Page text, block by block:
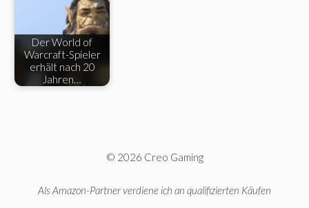
Der World of
Warcraft-Spieler
erhält nach 20
Jahren…
© 2026 Creo Gaming
Als Amazon-Partner verdiene ich an qualifizierten Käufen